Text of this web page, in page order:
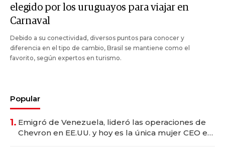
elegido por los uruguayos para viajar en
Carnaval
Debido a su conectividad, diversos puntos para conocer y
diferencia en el tipo de cambio, Brasil se mantiene como el
favorito, según expertos en turismo.
Popular
1. Emigró de Venezuela, lideró las operaciones de
Chevron en EE.UU. y hoy es la única mujer CEO en